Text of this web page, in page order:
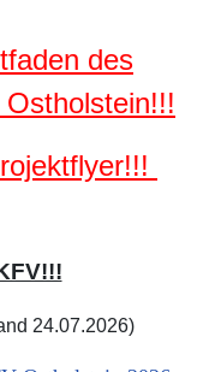
des
24.07.2026)